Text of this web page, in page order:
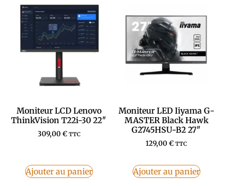
Moniteur LCD Lenovo
ThinkVision T22i-30 22″
309,00€ TTC
Ajouter au panier
Moniteur LED Iiyama G-
MASTER Black Hawk
G2745HSU-B2 27″
129,00€ TTC
Ajouter au panier